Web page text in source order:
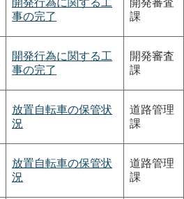
開発行為に関する工
事の完了
開発審査
課
開発行為に関する工
事の完了
開発審査
課
放置自転車の保管状
況
道路管理
課
放置自転車の保管状
況
道路管理
課